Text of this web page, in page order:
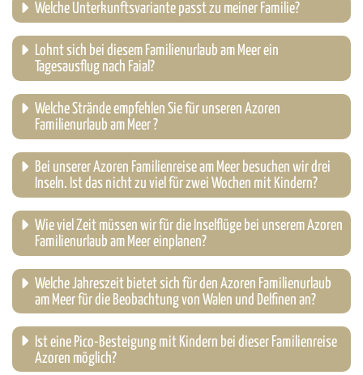
Welche Unterkunftsvariante passt zu meiner Familie?
Lohnt sich bei diesem Familienurlaub am Meer ein
Tagesausflug nach Faial?
Welche Strände empfehlen Sie für unseren Azoren
Familienurlaub am Meer ?
Bei unserer Azoren Familienreise am Meer besuchen wir drei
Inseln. Ist das nicht zu viel für zwei Wochen mit Kindern?
Wie viel Zeit müssen wir für die Inselflüge bei unserem Azoren
Familienurlaub am Meer einplanen?
Welche Jahreszeit bietet sich für den Azoren Familienurlaub
am Meer für die Beobachtung von Walen und Delfinen an?
Ist eine Pico-Besteigung mit Kindern bei dieser Familienreise
Azoren möglich?